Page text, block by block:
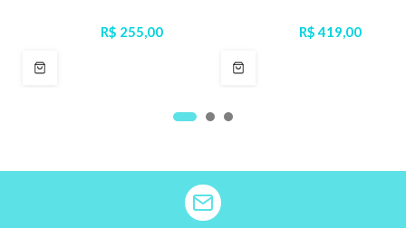
R$ 255,00 R$ 419,00